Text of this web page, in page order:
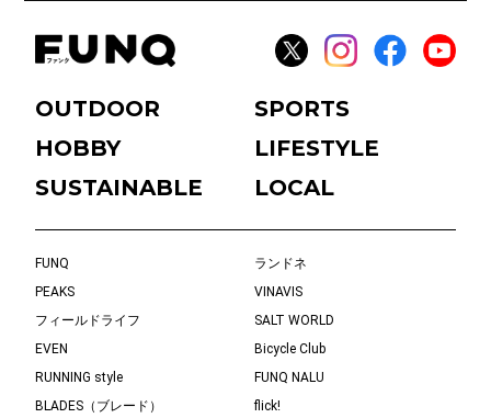
OUTDOOR
SPORTS
HOBBY
LIFESTYLE
SUSTAINABLE
LOCAL
FUNQ
ランドネ
PEAKS
VINAVIS
フィールドライフ
SALT WORLD
EVEN
Bicycle Club
RUNNING style
FUNQ NALU
BLADES（ブレード）
flick!